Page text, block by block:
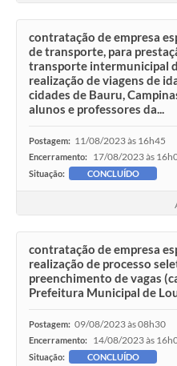
contratação de empresa
de transporte, para
transporte intermunicipal
realização de viagens de
cidades de Bauru,
alunos e professores da...
Postagem: 11/08/2023 às 16h45
Encerramento: 17/08/2023 às
Situação: CONCLUÍDO
contratação de empresa
realização de processo
preenchimento de vagas
Prefeitura Municipal de
Postagem: 09/08/2023 às 08h30
Encerramento: 14/08/2023 às
Situação: CONCLUÍDO